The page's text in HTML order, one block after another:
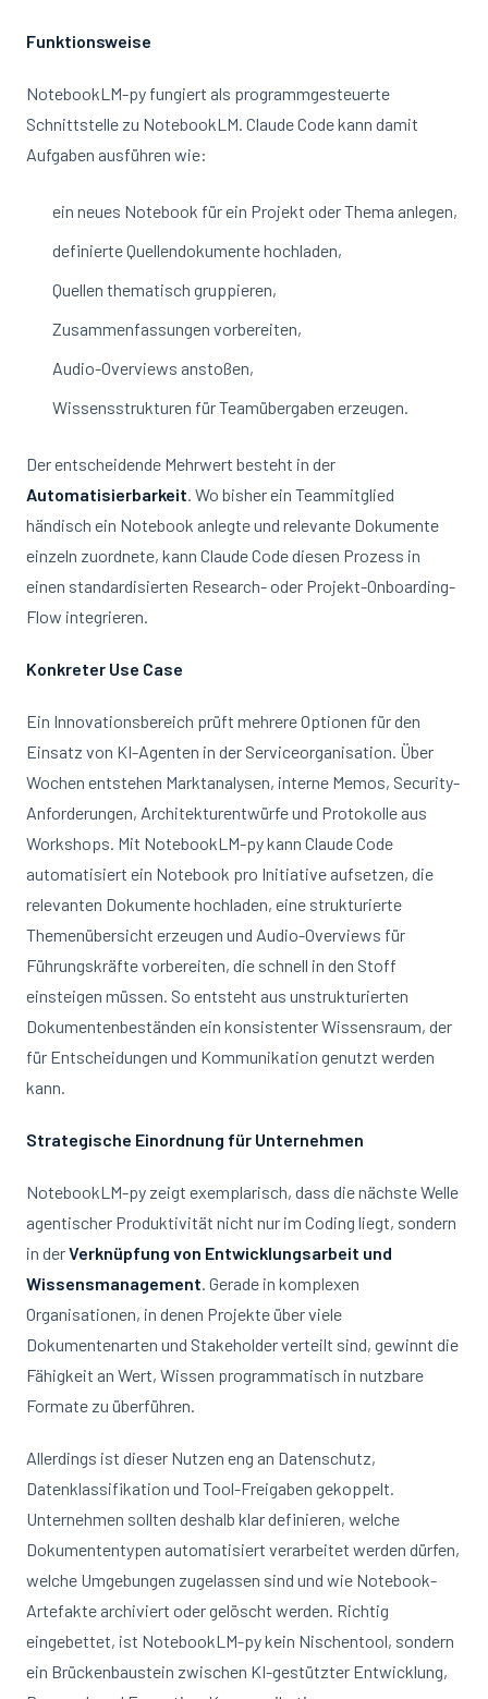
Funktionsweise
NotebookLM-py fungiert als programmgesteuerte
Schnittstelle zu NotebookLM. Claude Code kann damit
Aufgaben ausführen wie:
ein neues Notebook für ein Projekt oder Thema anlegen,
definierte Quellendokumente hochladen,
Quellen thematisch gruppieren,
Zusammenfassungen vorbereiten,
Audio-Overviews anstoßen,
Wissensstrukturen für Teamübergaben erzeugen.
Der entscheidende Mehrwert besteht in der
Automatisierbarkeit. Wo bisher ein Teammitglied
händisch ein Notebook anlegte und relevante Dokumente
einzeln zuordnete, kann Claude Code diesen Prozess in
einen standardisierten Research- oder Projekt-Onboarding-
Flow integrieren.
Konkreter Use Case
Ein Innovationsbereich prüft mehrere Optionen für den
Einsatz von KI-Agenten in der Serviceorganisation. Über
Wochen entstehen Marktanalysen, interne Memos, Security-
Anforderungen, Architekturentwürfe und Protokolle aus
Workshops. Mit NotebookLM-py kann Claude Code
automatisiert ein Notebook pro Initiative aufsetzen, die
relevanten Dokumente hochladen, eine strukturierte
Themenübersicht erzeugen und Audio-Overviews für
Führungskräfte vorbereiten, die schnell in den Stoff
einsteigen müssen. So entsteht aus unstrukturierten
Dokumentenbeständen ein konsistenter Wissensraum, der
für Entscheidungen und Kommunikation genutzt werden
kann.
Strategische Einordnung für Unternehmen
NotebookLM-py zeigt exemplarisch, dass die nächste Welle
agentischer Produktivität nicht nur im Coding liegt, sondern
in derVerknüpfung von Entwicklungsarbeit und
Wissensmanagement. Gerade in komplexen
Organisationen, in denen Projekte über viele
Dokumentenarten und Stakeholder verteilt sind, gewinnt die
Fähigkeit an Wert, Wissen programmatisch in nutzbare
Formate zu überführen.
Allerdings ist dieser Nutzen eng an Datenschutz,
Datenklassifikation und Tool-Freigaben gekoppelt.
Unternehmen sollten deshalb klar definieren, welche
Dokumententypen automatisiert verarbeitet werden dürfen,
welche Umgebungen zugelassen sind und wie Notebook-
Artefakte archiviert oder gelöscht werden. Richtig
eingebettet, ist NotebookLM-py kein Nischentool, sondern
ein Brückenbaustein zwischen KI-gestützter Entwicklung,